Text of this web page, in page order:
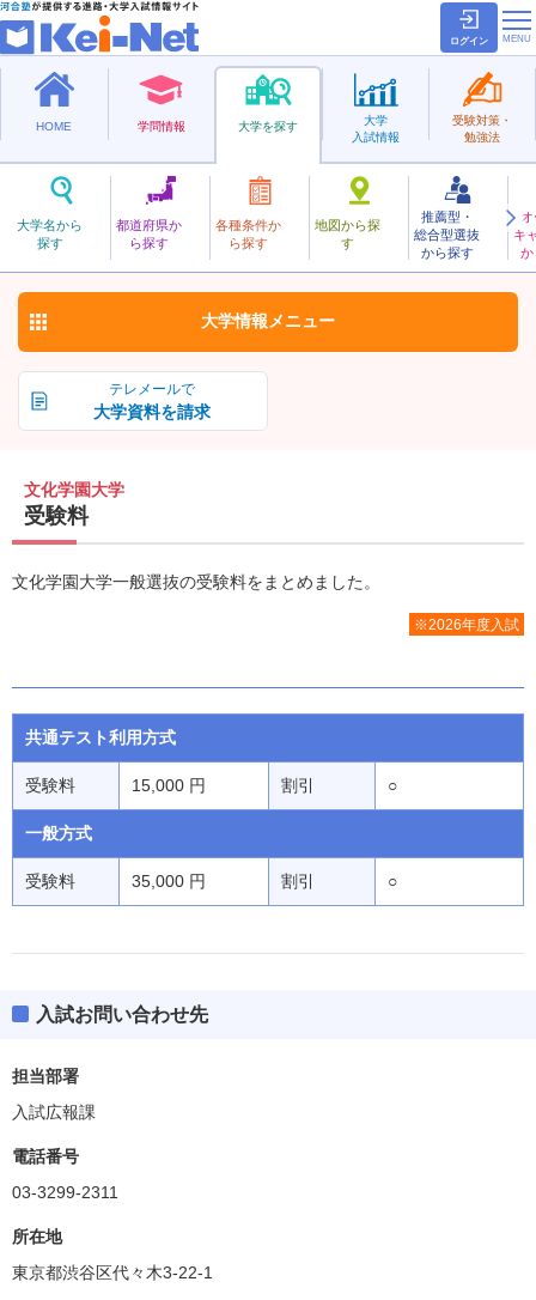
ログイン
HOME 学問情報 大学を探す
大学名から
探す
都道府県か
ら探す
各種条件か
ら探す
地図から探
す
推薦型・
総合型選抜
から探す
キ
か
大学
入試情報
受験対策・
勉強法
私立
ぶんかがくえん
文化学園大学 お気に入り
テレメールで
大学資料を請求
大学情報 メニュー
文化学園大学
受験料
文化学園大学一般選抜の受験料をまとめました。
※2026年度入試
共通テスト利用方式
受験料 15,000 円 割引 ○
一般方式
受験料 35,000 円 割引 ○
入試お問い合わせ先
担当部署
入試広報課
電話番号
03-3299-2311
所在地
東京都渋谷区代々木3-22-1